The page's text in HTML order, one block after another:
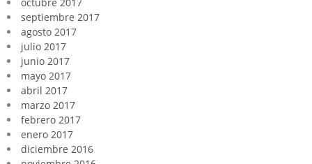
septiembre 2017
agosto 2017
julio 2017
junio 2017
mayo 2017
abril 2017
marzo 2017
febrero 2017
enero 2017
diciembre 2016